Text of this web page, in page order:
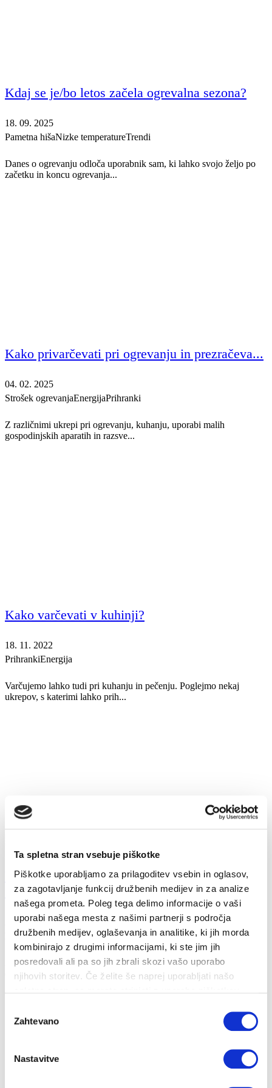
Ta spletna stran vsebuje piškotke
Piškotke uporabljamo za prilagoditev vsebin in oglasov,
za zagotavljanje funkcij družbenih medijev in za analize
našega prometa. Poleg tega delimo informacije o vaši
uporabi našega mesta z našimi partnerji s področja
družbenih medijev, oglaševanja in analitike, ki jih morda
kombinirajo z drugimi informacijami, ki ste jim jih
posredovali ali pa so jih zbrali skozi vašo uporabo
njihovih storitev. Če želite še naprej uporabljati našo
soglasja
Zahtevano
Nastavitve
Kdaj se je/bo letos začela ogrevalna sezona?
18. 09. 2025
Pametna hišaNizke temperatureTrendi
Danes o ogrevanju odloča uporabnik sam, ki lahko svojo željo po
začetku in koncu ogrevanja...
Kako privarčevati pri ogrevanju in prezračeva...
04. 02. 2025
Strošek ogrevanjaEnergijaPrihranki
Z različnimi ukrepi pri ogrevanju, kuhanju, uporabi malih
gospodinjskih aparatih in razsve...
Kako varčevati v kuhinji?
18. 11. 2022
PrihrankiEnergija
Varčujemo lahko tudi pri kuhanju in pečenju. Poglejmo nekaj
ukrepov, s katerimi lahko prih...
Ukrepi za obvladovanje energetske draginje
20...
26. 10. 2022
PrihrankiEnergija
Zakon o nujnem ukrepu na področju davka na dodano vrednost za
omilitev dviga cen energento...